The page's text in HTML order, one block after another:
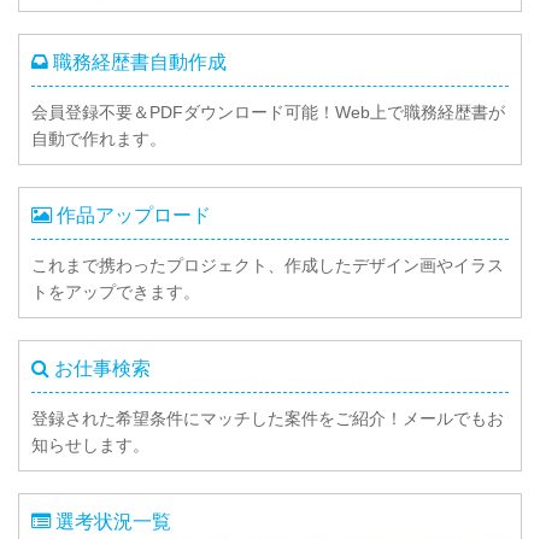
職務経歴書自動作成
会員登録不要＆PDFダウンロード可能！Web上で職務経歴書が
自動で作れます。
作品アップロード
これまで携わったプロジェクト、作成したデザイン画やイラス
トをアップできます。
お仕事検索
登録された希望条件にマッチした案件をご紹介！メールでもお
知らせします。
選考状況一覧